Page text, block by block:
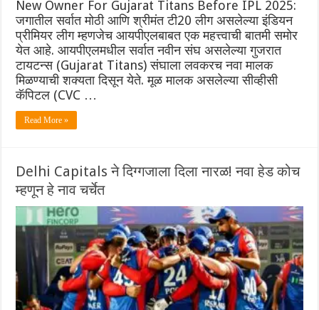
New Owner For Gujarat Titans Before IPL 2025:
जगातील सर्वात मोठी आणि श्रीमंत टी20 लीग असलेल्या इंडियन
प्रीमियर लीग म्हणजेच आयपीएलबाबत एक महत्त्वाची बातमी समोर
येत आहे. आयपीएलमधील सर्वात नवीन संघ असलेल्या गुजरात
टायटन्स (Gujarat Titans) संघाला लवकरच नवा मालक
मिळण्याची शक्यता दिसून येते. मूळ मालक असलेल्या सीव्हीसी
कॅपिटल (CVC …
Read More »
Delhi Capitals ने दिग्गजाला दिला नारळ! नवा हेड कोच
म्हणून हे नाव चर्चेत